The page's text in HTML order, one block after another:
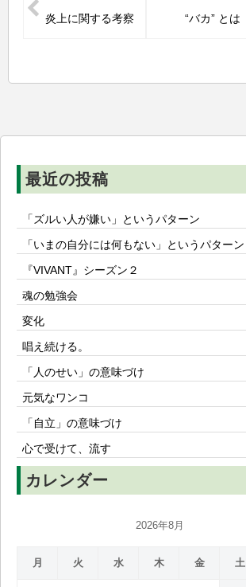
稿
ン
炎上に関する考察 “バカ” とは
最近の投稿
「ズルい人が嫌い」というパターン
「いまの自分には何もない」というパターン
『VIVANT』シーズン２
魂の勉強会
変化
唱え続ける。
「人のせい」の意味づけ
元気なワンコ
「自立」の意味づけ
心で受けて、流す
カレンダー
2026年8月
月 火 水 木 金 土